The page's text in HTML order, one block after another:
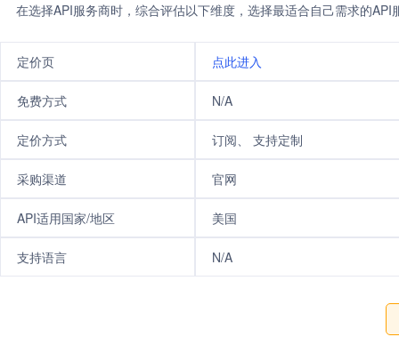
在选择API服务商时，综合评估以下维度，选择最适合自己需求的
定价页 点此进入
免费方式 N/A
定价方式 订阅、 支持定制
采购渠道 官网
API适用国家/地区 美国
支持语言 N/A